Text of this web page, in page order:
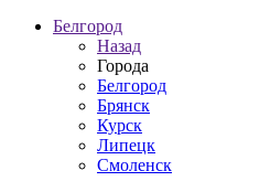
Белгород
Назад
Города
Белгород
Брянск
Курск
Липецк
Смоленск